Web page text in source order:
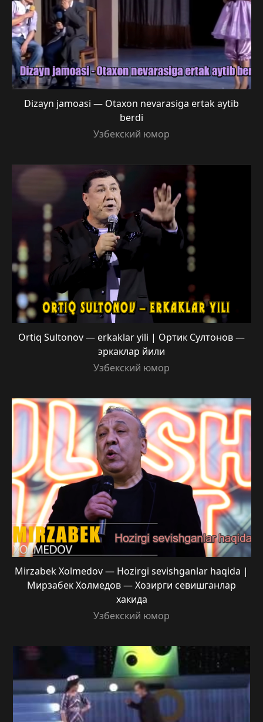
Dizayn jamoasi — Otaxon nevarasiga ertak aytib
berdi
Узбекский юмор
Ortiq Sultonov — erkaklar yili | Ортик Султонов —
эркаклар йили
Узбекский юмор
Mirzabek Xolmedov — Hozirgi sevishganlar haqida |
Мирзабек Холмедов — Хозирги севишганлар
хакида
Узбекский юмор